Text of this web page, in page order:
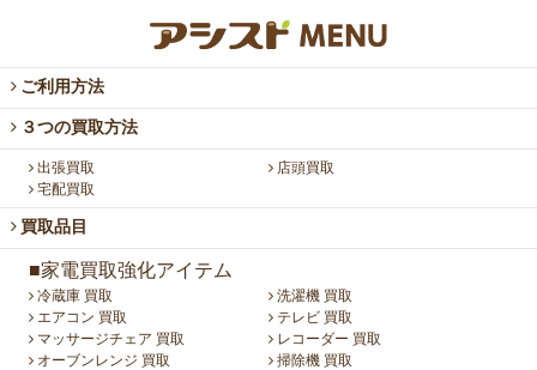
ご利用方法
３つの買取方法
出張買取
店頭買取
宅配買取
買取品目
■家電買取強化アイテム
冷蔵庫 買取
洗濯機 買取
エアコン 買取
テレビ 買取
マッサージチェア 買取
レコーダー 買取
オーブンレンジ 買取
掃除機 買取